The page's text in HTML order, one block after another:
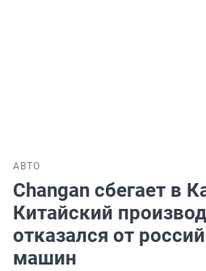
АВТО
Changan сбегает в
Китайский
отказался от
машин